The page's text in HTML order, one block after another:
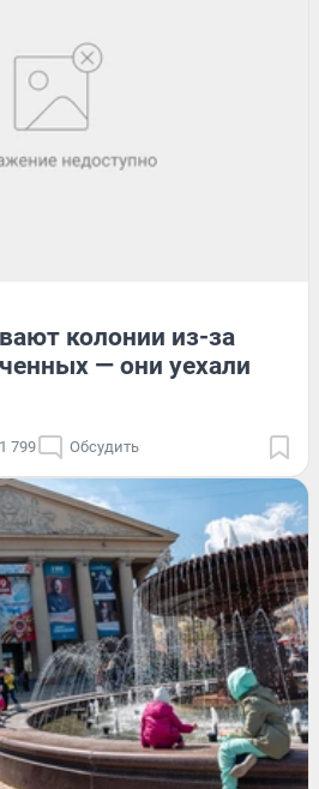
колонии из-за
— они уехали
1 799 Обсудить